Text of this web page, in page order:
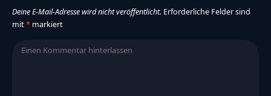
Deine E-Mail-Adresse wird nicht veröffentlicht. Erforderliche Felder sind
mit* markiert